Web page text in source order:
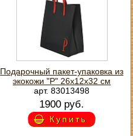
Подарочный пакет-упаковка из
экокожи "Р" 26х12х32 см
арт. 83013498
1900 руб.
Купить